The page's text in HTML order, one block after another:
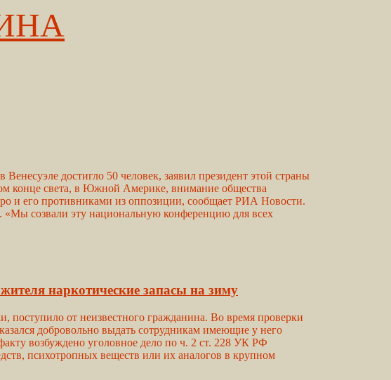
достигло 50 человек, заявил президент этой страны
конце света, в Южной Америке, внимание общества
и его противниками из оппозиции, сообщает РИА Новости.
созвали эту национальную конференцию для всех
наркотические запасы на зиму
от неизвестного гражданина. Во время проверки
добровольно выдать сотрудникам имеющие у него
возбуждено уголовное дело по ч. 2 ст. 228 УК РФ
психотропных веществ или их аналогов в крупном